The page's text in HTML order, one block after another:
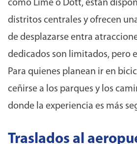
como Lime o Dott, están
distritos centrales y ofrecen
de desplazarse entra
dedicados son limitados, pero
Para quienes planean ir en
ceñirse a los parques y los
donde la experiencia es más
Traslados al